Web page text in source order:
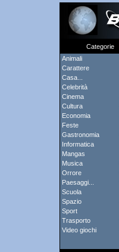
Categorie
Animali
Carattere
Casa...
Celebrità
Cinema
Cultura
Economia
Feste
Gastronomia
Informatica
Mangas
Musica
Orrore
Paesaggi...
Scuola
Spazio
Sport
Trasporto
Video giochi